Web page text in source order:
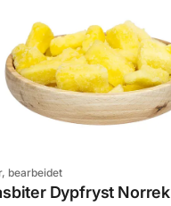
bearbeidet
Dypfryst Norrek